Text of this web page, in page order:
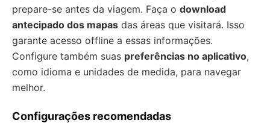
prepare-se antes da viagem. Faça o download
antecipado dos mapas das áreas que visitará. Isso
garante acesso offline a essas informações.
Configure também suas preferências no aplicativo,
como idioma e unidades de medida, para navegar
melhor.
Configurações recomendadas